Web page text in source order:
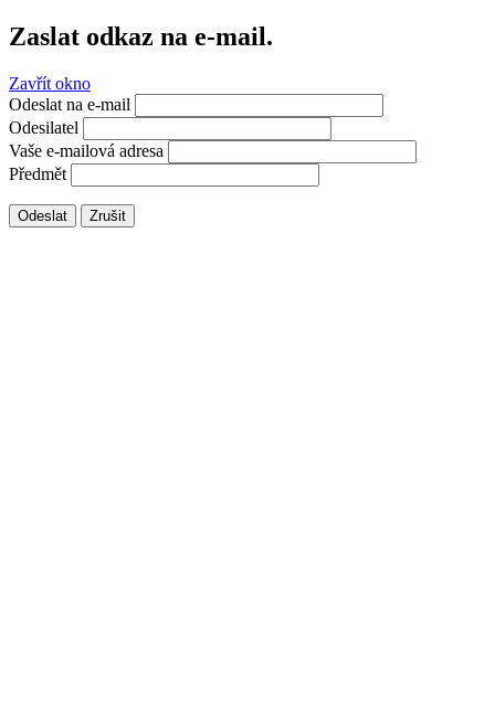
Zaslat odkaz na e-mail.
Zavřít okno
Odeslat na e-mail
Odesilatel
Vaše e-mailová adresa
Předmět
Odeslat Zrušit